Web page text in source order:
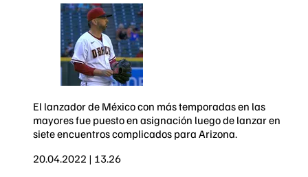
El lanzador de México con más temporadas en las
mayores fue puesto en asignación luego de lanzar en
siete encuentros complicados para Arizona.
20.04.2022 | 13.26